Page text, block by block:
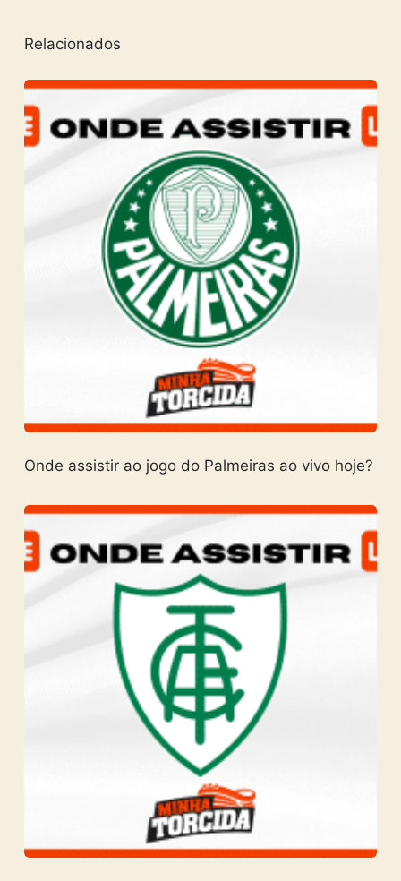
Relacionados
Onde assistir ao jogo do Palmeiras ao vivo hoje?